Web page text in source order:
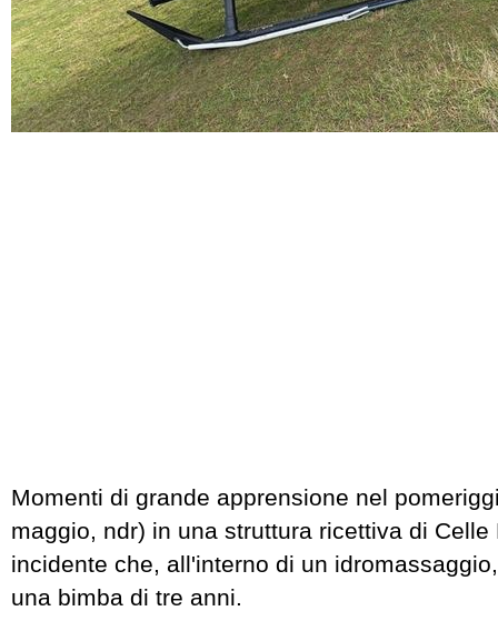
Momenti di grande apprensione nel
maggio, ndr) in una struttura ricettiva di Celle
incidente che, all'interno di un
una bimba di tre anni.